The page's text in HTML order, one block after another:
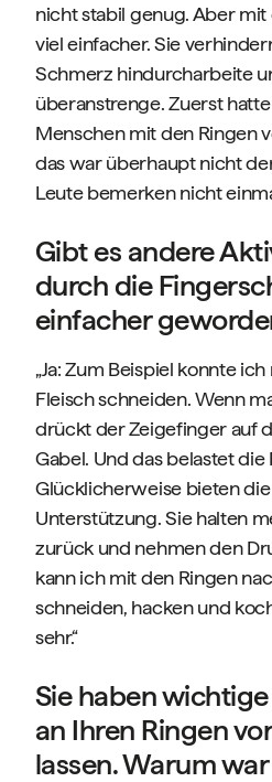
nicht stabil genug. Aber mit
viel einfacher. Sie
Schmerz hindurcharbeite
überanstrenge. Zuerst
Menschen mit den Ringen
das war überhaupt nicht
Leute bemerken nicht
Gibt es andere
durch die
einfacher
„Ja: Zum Beispiel konnte
Fleisch schneiden. Wenn
drückt der Zeigefinger auf
Gabel. Und das belastet
Glücklicherweise bieten
Unterstützung. Sie halten
zurück und nehmen den
kann ich mit den Ringen
schneiden, hacken und
sehr.“
Sie haben
an Ihren Ringen
lassen. Warum